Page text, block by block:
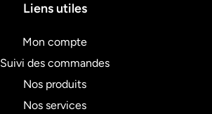
Liens utiles
Mon compte
Suivi des commandes
Nos produits
Nos services